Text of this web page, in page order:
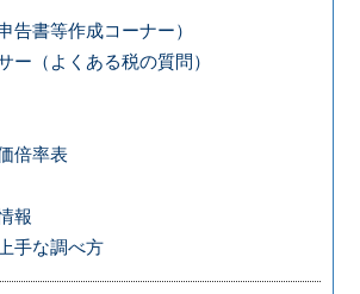
告書等作成コーナー）
ー（よくある税の質問）
倍率表
報
手な調べ方